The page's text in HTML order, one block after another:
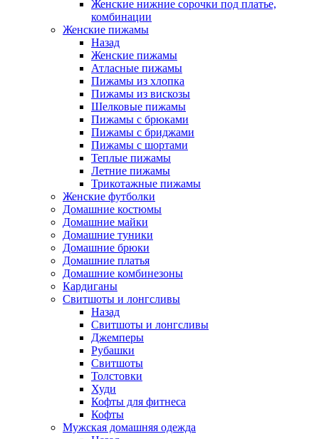
Женские нижние сорочки под платье,
комбинации
Женские пижамы
Назад
Женские пижамы
Атласные пижамы
Пижамы из хлопка
Пижамы из вискозы
Шелковые пижамы
Пижамы с брюками
Пижамы с бриджами
Пижамы с шортами
Теплые пижамы
Летние пижамы
Трикотажные пижамы
Женские футболки
Домашние костюмы
Домашние майки
Домашние туники
Домашние брюки
Домашние платья
Домашние комбинезоны
Кардиганы
Свитшоты и лонгсливы
Назад
Свитшоты и лонгсливы
Джемперы
Рубашки
Свитшоты
Толстовки
Худи
Кофты для фитнеса
Кофты
Мужская домашняя одежда